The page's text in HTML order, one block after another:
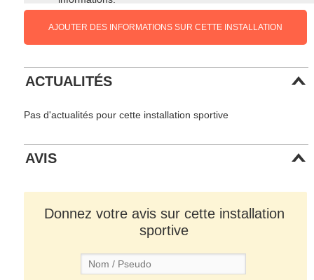
AJOUTER DES INFORMATIONS SUR CETTE INSTALLATION
ACTUALITÉS
Pas d'actualités pour cette installation sportive
AVIS
Donnez votre avis sur cette installation
sportive